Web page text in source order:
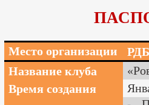
Место организации
Название клуба
Время создания